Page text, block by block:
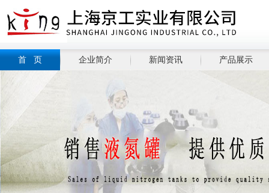
首 页 企业简介 新闻资讯 产品展示